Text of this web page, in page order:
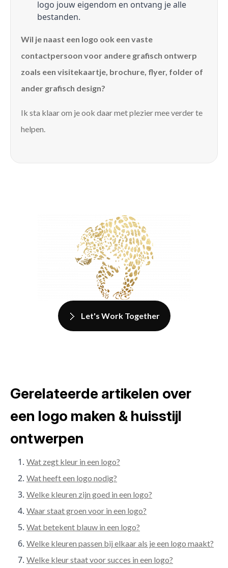
logo jouw eigendom en ontvang je alle
bestanden.
Wil je naast een logo ook een vaste
contactpersoon voor andere grafisch ontwerp
zoals een visitekaartje, brochure, flyer, folder of
ander grafisch design?
Ik sta klaar om je ook daar met plezier mee verder te
helpen.
Let's Work Together
Gerelateerde artikelen over
een logo maken & huisstijl
ontwerpen
Wat zegt kleur in een logo?
Wat heeft een logo nodig?
Welke kleuren zijn goed in een logo?
Waar staat groen voor in een logo?
Wat betekent blauw in een logo?
Welke kleuren passen bij elkaar als je een logo maakt?
Welke kleur staat voor succes in een logo?